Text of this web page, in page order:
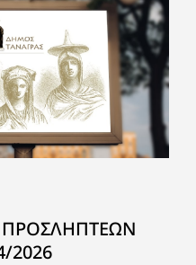
ΠΡΟΣΛΗΠΤΕΩΝ
2026